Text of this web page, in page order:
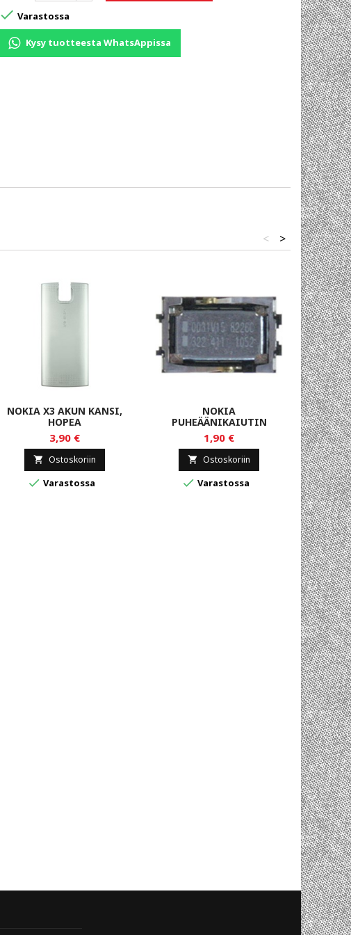
 Varastossa
Kysy tuotteesta WhatsAppissa
>
<
NOKIA X3 AKUN KANSI,
HOPEA
3,90 €
 Ostoskoriin
 Varastossa
NOKIA
PUHEÄÄNIKAIUTIN
1,90 €
 Ostoskoriin
 Varastossa 